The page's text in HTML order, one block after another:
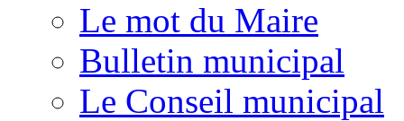
Le mot du Maire
Bulletin municipal
Le Conseil municipal